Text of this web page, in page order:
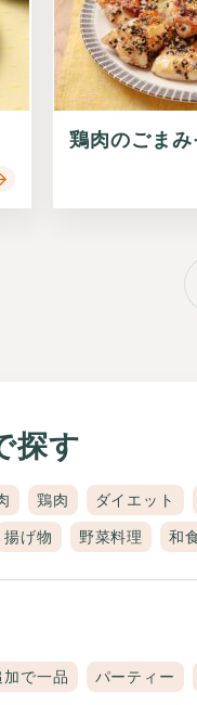
鶏肉のごまみ
探す
鶏肉 ダイエット
揚げ物 野菜料理 和
加で一品 パーティー